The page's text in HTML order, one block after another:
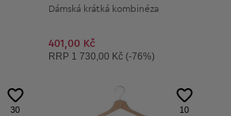
Dámská krátká kombinéza
401,00 Kč
Doporučená cena:
RRP 1 730,00 Kč (-76%)
30 10